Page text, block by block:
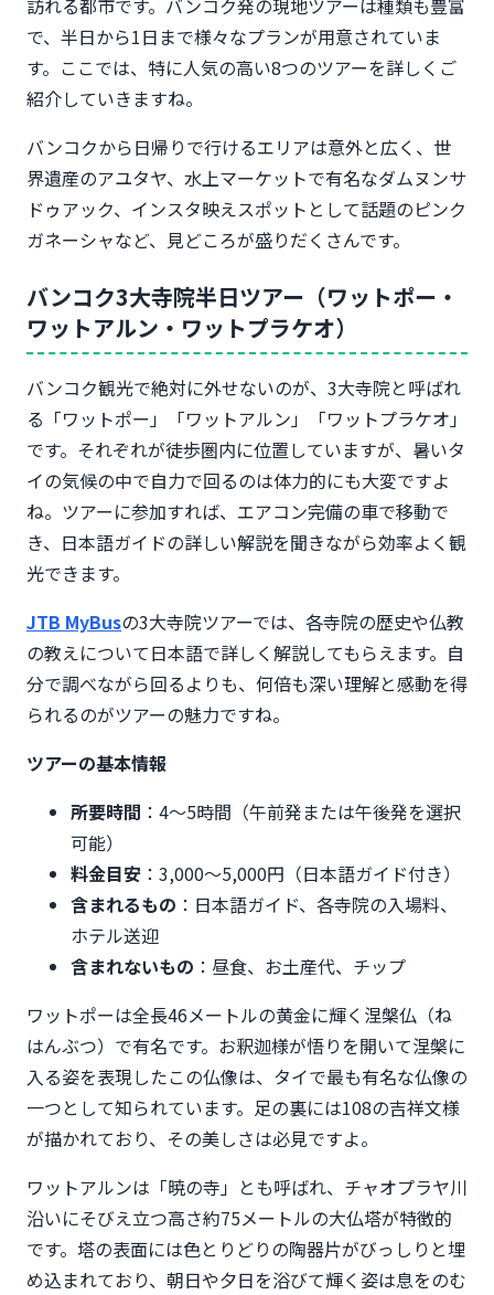
訪れる都市です。バンコク発の現地ツアーは種類も豊富
で、半日から1日まで様々なプランが用意されていま
す。ここでは、特に人気の高い8つのツアーを詳しくご
紹介していきますね。
バンコクから日帰りで行けるエリアは意外と広く、世
界遺産のアユタヤ、水上マーケットで有名なダムヌンサ
ドゥアック、インスタ映えスポットとして話題のピンク
ガネーシャなど、見どころが盛りだくさんです。
バンコク3大寺院半日ツアー（ワットポー・
ワットアルン・ワットプラケオ）
バンコク観光で絶対に外せないのが、3大寺院と呼ばれ
る「ワットポー」「ワットアルン」「ワットプラケオ」
です。それぞれが徒歩圏内に位置していますが、暑いタ
イの気候の中で自力で回るのは体力的にも大変ですよ
ね。ツアーに参加すれば、エアコン完備の車で移動で
き、日本語ガイドの詳しい解説を聞きながら効率よく観
光できます。
JTB MyBusの3大寺院ツアーでは、各寺院の歴史や仏教
の教えについて日本語で詳しく解説してもらえます。自
分で調べながら回るよりも、何倍も深い理解と感動を得
られるのがツアーの魅力ですね。
ツアーの基本情報
所要時間 ：4〜5時間（午前発または午後発を選択
可能）
料金目安 ：3,000〜5,000円（日本語ガイド付き）
含まれるもの ：日本語ガイド、各寺院の入場料、
ホテル送迎
含まれないもの ：昼食、お土産代、チップ
ワットポーは全長46メートルの黄金に輝く涅槃仏（ね
はんぶつ）で有名です。お釈迦様が悟りを開いて涅槃に
入る姿を表現したこの仏像は、タイで最も有名な仏像の
一つとして知られています。足の裏には108の吉祥文様
が描かれており、その美しさは必見ですよ。
ワットアルンは「暁の寺」とも呼ばれ、チャオプラヤ川
沿いにそびえ立つ高さ約75メートルの大仏塔が特徴的
です。塔の表面には色とりどりの陶器片がびっしりと埋
め込まれており、朝日や夕日を浴びて輝く姿は息をのむ